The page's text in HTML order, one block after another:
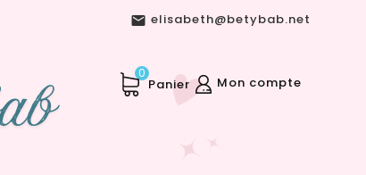
 elisabeth@betybab.net
Mon compte
Panier
0